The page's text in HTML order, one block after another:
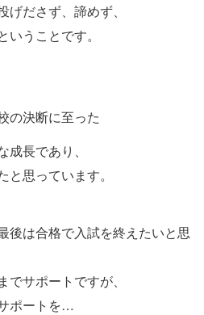
ださず、諦めず、
うことです。
の決断に至った
長であり、
思っています。
後は合格で入試を終えたいと思
サポートですが、
ポートを…